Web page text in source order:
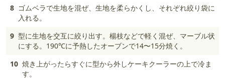
8 ゴムベラで生地を混ぜ、生地を柔らかくし、それぞれ絞り袋に
入れる。
9 型に生地を交互に絞り出す。楊枝などで軽く混ぜ、マーブル状
にする。190℃に予熱したオーブンで14〜15分焼く。
10 焼き上がったらすぐに型から外しケーキクーラーの上で冷ま
す。